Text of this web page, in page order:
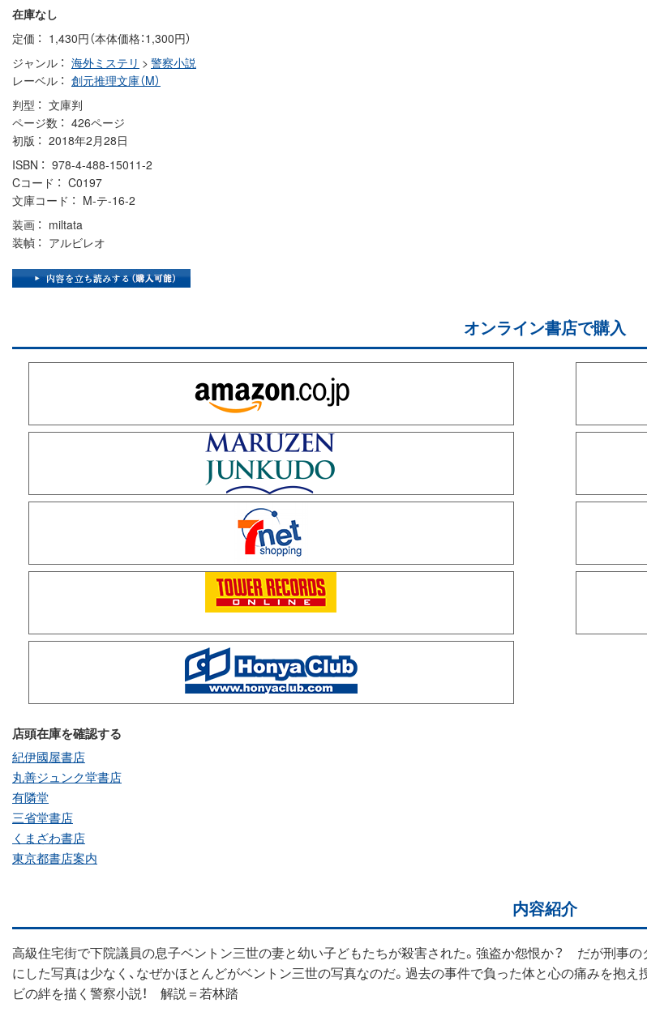
在庫なし
定価
1,430円（本体価格：1,300円）
ジャンル
海外ミステリ > 警察小説
レーベル
創元推理文庫（M）
判型
文庫判
ページ数
426ページ
初版
2018年2月28日
ISBN
978-4-488-15011-2
Cコード
C0197
文庫コード
M-テ-16-2
装画
miltata
装幀
アルビレオ
オンライン書店で購入
店頭在庫を確認する
紀伊國屋書店
丸善ジュンク堂書店
有隣堂
三省堂書店
くまざわ書店
東京都書店案内
内容紹介
高級住宅街で下院議員の息子ベントン三世の妻と幼い子どもたちが殺害された。強盗か怨恨か？ だが刑事
にした写真は少なく、なぜかほとんどがベントン三世の写真なのだ。過去の事件で負った体と心の痛みを抱
ビの絆を描く警察小説！ 解説＝若林踏